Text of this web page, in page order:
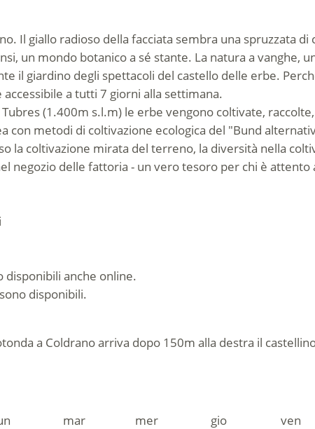
Il giallo radioso della facciata sembra una spruzzata
un mondo botanico a sé stante. La natura a vanghe,
il giardino degli spettacoli del castello delle erbe.
a tutti 7 giorni alla settimana.
(1.400m s.l.m) le erbe vengono coltivate,
con metodi di coltivazione ecologica del "Bund
la coltivazione mirata del terreno, la diversità nella
negozio delle fattoria - un vero tesoro per chi è
anche online.
disponibili.
a Coldrano arriva dopo 150m alla destra il
mar mer gio ven